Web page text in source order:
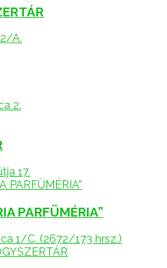
A.
2.
17.
PARFÜMÉRIA”
1/C. (2672/173 hrsz.)